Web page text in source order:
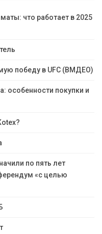
что работает в 2025
победу в UFC (ВМДЕО)
особенности покупки и
по пять лет
«с целью